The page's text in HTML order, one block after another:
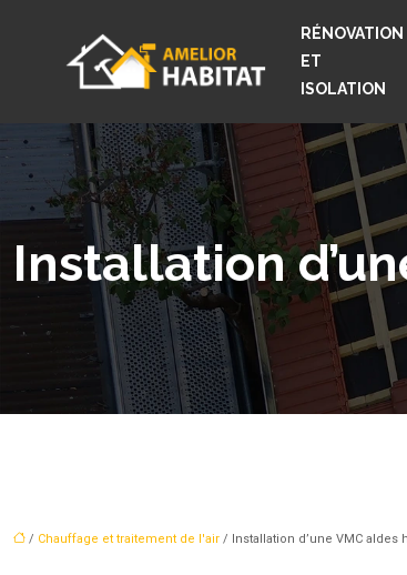
RÉNOVATION
ET
ISOLATION
Installation
/ Chauffage et traitement de l'air / Installation d’une VMC